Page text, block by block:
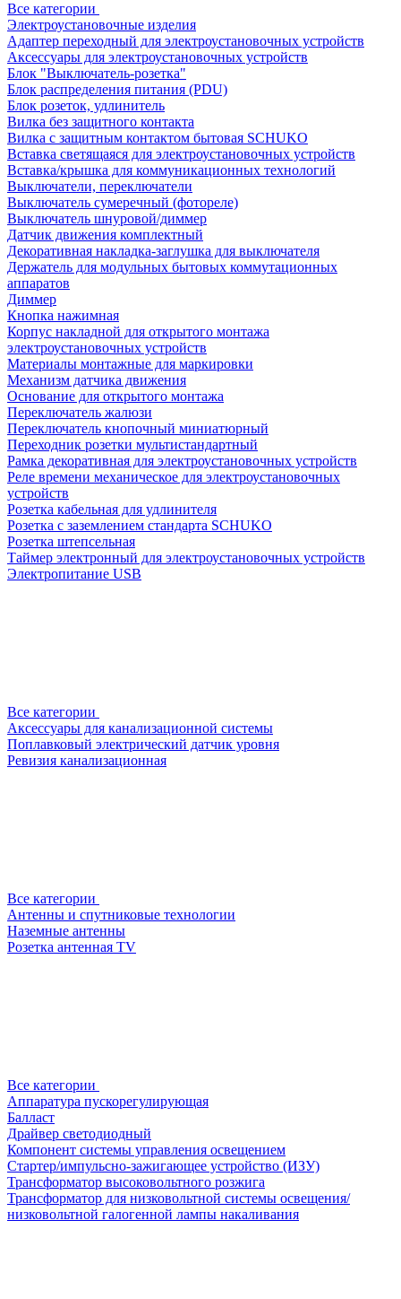
Все категории
Электроустановочные изделия
Адаптер переходный для электроустановочных устройств
Аксессуары для электроустановочных устройств
Блок "Выключатель-розетка"
Блок распределения питания (PDU)
Блок розеток, удлинитель
Вилка без защитного контакта
Вилка с защитным контактом бытовая SCHUKO
Вставка светящаяся для электроустановочных устройств
Вставка/крышка для коммуникационных технологий
Выключатели, переключатели
Выключатель сумеречный (фотореле)
Выключатель шнуровой/диммер
Датчик движения комплектный
Декоративная накладка-заглушка для выключателя
Держатель для модульных бытовых коммутационных
аппаратов
Диммер
Кнопка нажимная
Корпус накладной для открытого монтажа
электроустановочных устройств
Материалы монтажные для маркировки
Механизм датчика движения
Основание для открытого монтажа
Переключатель жалюзи
Переключатель кнопочный миниатюрный
Переходник розетки мультистандартный
Рамка декоративная для электроустановочных устройств
Реле времени механическое для электроустановочных
устройств
Розетка кабельная для удлинителя
Розетка с заземлением стандарта SCHUKO
Розетка штепсельная
Таймер электронный для электроустановочных устройств
Электропитание USB
Все категории
Аксессуары для канализационной системы
Поплавковый электрический датчик уровня
Ревизия канализационная
Все категории
Антенны и спутниковые технологии
Наземные антенны
Розетка антенная TV
Все категории
Аппаратура пускорегулирующая
Балласт
Драйвер светодиодный
Компонент системы управления освещением
Стартер/импульсно-зажигающее устройство (ИЗУ)
Трансформатор высоковольтного розжига
Трансформатор для низковольтной системы освещения/
низковольтной галогенной лампы накаливания